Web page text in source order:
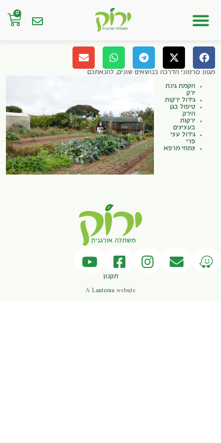
0
מגוון סרטוני הדרכה בנושאים שונים, להנאתכם
הקמת גינת
ירק
גידול ירקות
טיפול בגן
הירק
ירקות
בעציצים
גידול עצי
פרי
צמחי מרפא
תקנון
A Lanterna website